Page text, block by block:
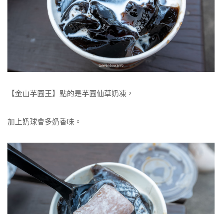
【金山芋圓王】點的是芋圓仙草奶凍，
加上奶球會多奶香味。